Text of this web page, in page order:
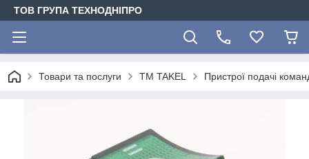
ТОВ ГРУПА ТЕХНОДНІПРО
Товари та послуги TM TAKEL Пристрої подачі